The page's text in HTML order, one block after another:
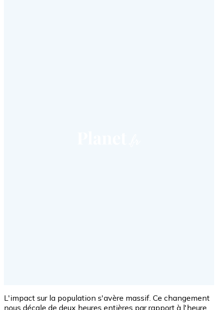
L'impact sur la population s'avère massif. Ce changement
nous décale de deux heures entières par rapport à l'heure